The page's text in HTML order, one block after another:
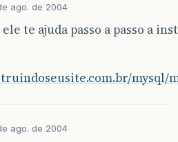
ago. de 2004
te ajuda passo a passo a
mysql/
ago. de 2004